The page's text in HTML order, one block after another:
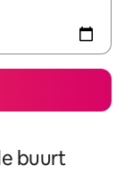
buurt